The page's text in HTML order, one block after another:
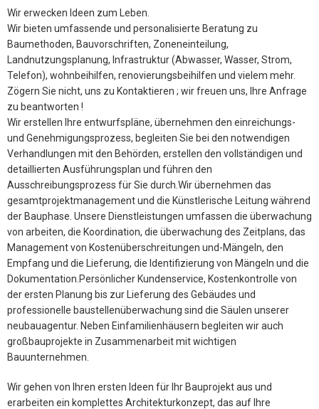
Wir erwecken Ideen zum Leben.
Wir bieten umfassende und personalisierte Beratung zu
Baumethoden, Bauvorschriften, Zoneneinteilung,
Landnutzungsplanung, Infrastruktur (Abwasser, Wasser, Strom,
Telefon), wohnbeihilfen, renovierungsbeihilfen und vielem mehr.
Zögern Sie nicht, uns zu Kontaktieren ; wir freuen uns, Ihre Anfrage
zu beantworten !
Wir erstellen Ihre entwurfspläne, übernehmen den einreichungs-
und Genehmigungsprozess, begleiten Sie bei den notwendigen
Verhandlungen mit den Behörden, erstellen den vollständigen und
detaillierten Ausführungsplan und führen den
Ausschreibungsprozess für Sie durch.Wir übernehmen das
gesamtprojektmanagement und die Künstlerische Leitung während
der Bauphase. Unsere Dienstleistungen umfassen die überwachung
von arbeiten, die Koordination, die überwachung des Zeitplans, das
Management von Kostenüberschreitungen und-Mängeln, den
Empfang und die Lieferung, die Identifizierung von Mängeln und die
Dokumentation.Persönlicher Kundenservice, Kostenkontrolle von
der ersten Planung bis zur Lieferung des Gebäudes und
professionelle baustellenüberwachung sind die Säulen unserer
neubauagentur. Neben Einfamilienhäusern begleiten wir auch
großbauprojekte in Zusammenarbeit mit wichtigen
Bauunternehmen.
Wir gehen von Ihren ersten Ideen für Ihr Bauprojekt aus und
erarbeiten ein komplettes Architekturkonzept, das auf Ihre